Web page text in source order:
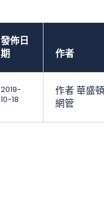
發佈日
期
作者
2019-
10-18
作者 華盛
網管